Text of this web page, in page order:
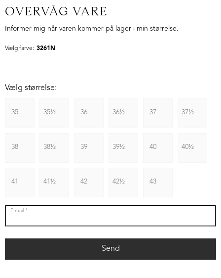
OVERVÅG VARE
Informer mig når varen kommer på lager i min størrelse.
Vælg farve: 3261N
Vælg størrelse:
35 35½ 36 36½ 37 37½
38 38½ 39 39½ 40 40½
41 41½ 42 42½ 43
E-mail